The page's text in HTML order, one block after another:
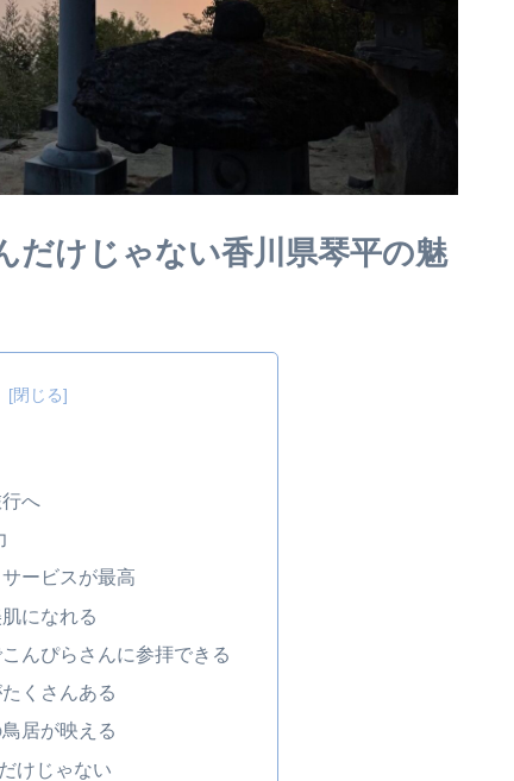
だけじゃない香川県琴平の魅
へ
ービスが最高
になれる
んぴらさんに参拝できる
くさんある
居が映える
けじゃない